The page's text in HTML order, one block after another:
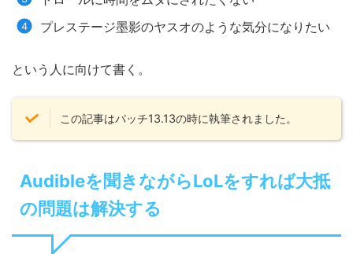
プレステージ墨影のヤスオのような気分になりたい
という人に向けて書く。
この記事はパッチ13.13の時に執筆されました。
Audibleを聞きながらLoLをすれば大抵
の問題は解決する